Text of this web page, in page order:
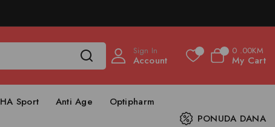
Sign In
Account
0 0 0 .00KM
My Cart
HA Sport Anti Age Optipharm
PONUDA DANA